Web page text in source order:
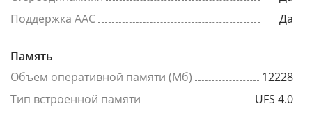
Поддержка AAC
Да
Память
Объем оперативной памяти (Мб)
12228
Тип встроенной памяти
UFS 4.0